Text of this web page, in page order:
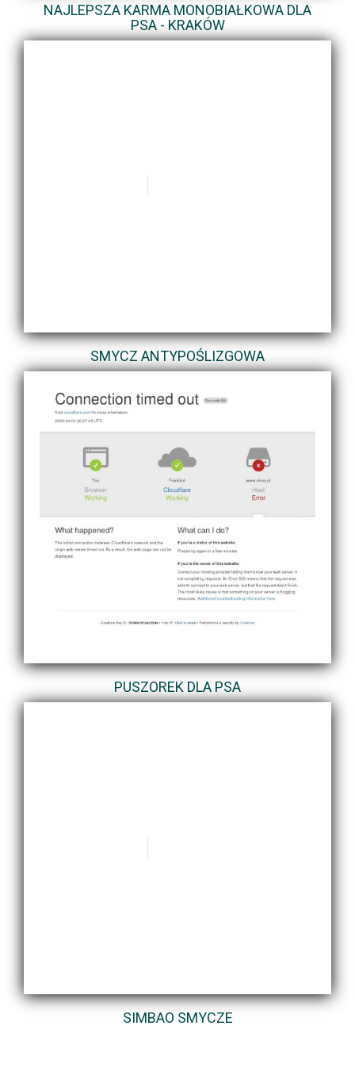
NAJLEPSZA KARMA MONOBIAŁKOWA DLA
PSA - KRAKÓW
SMYCZ ANTYPOŚLIZGOWA
PUSZOREK DLA PSA
SIMBAO SMYCZE